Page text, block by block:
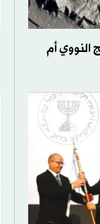
النووي أم